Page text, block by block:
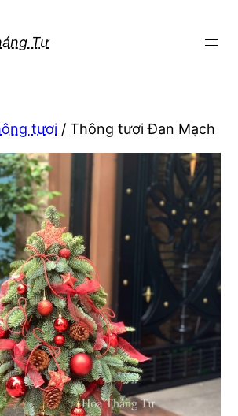
Tư
tươi / Thông tươi Đan Mạch